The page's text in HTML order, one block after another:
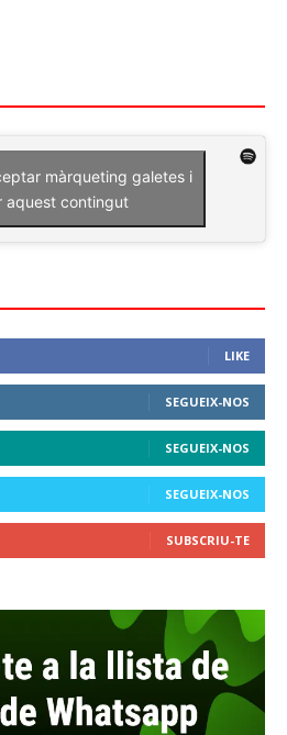
màrqueting galetes i
aquest contingut
LIKE
SEGUEIX-NOS
SEGUEIX-NOS
SEGUEIX-NOS
SUBSCRIU-TE